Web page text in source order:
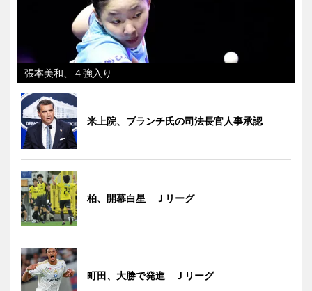
張本美和、４強入り
米上院、ブランチ氏の司法長官人事承認
柏、開幕白星 Ｊリーグ
町田、大勝で発進 Ｊリーグ